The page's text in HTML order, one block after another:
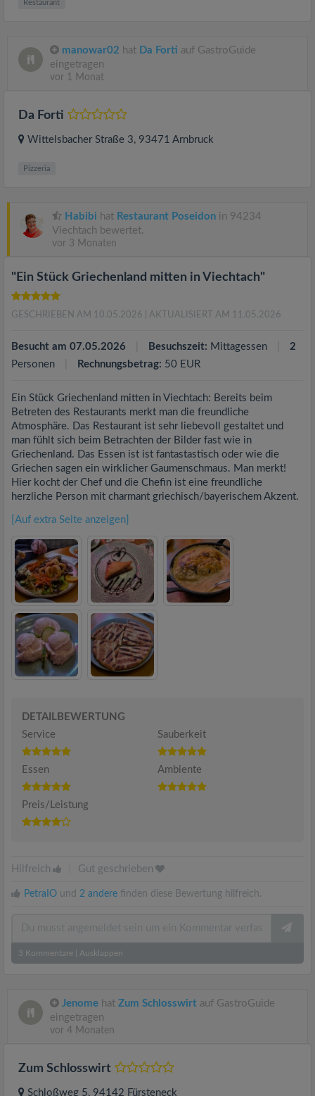
Restaurant
manowar02 hat Da Forti auf GastroGuide
eingetragen
vor 1 Monat
Da Forti
Wittelsbacher Straße 3, 93471 Arnbruck
Pizzeria
Habibi hat Restaurant Poseidon in 94234
Viechtach bewertet.
vor 3 Monaten
"Ein Stück Griechenland mitten in Viechtach"
GESCHRIEBEN AM 10.05.2026 | AKTUALISIERT AM 11.05.2026
Besucht am 07.05.2026 Besuchszeit: Mittagessen
2
Personen
Rechnungsbetrag: 50 EUR
Ein Stück Griechenland mitten in Viechtach: Bereits beim
Betreten des Restaurants merkt man die freundliche
Atmosphäre. Das Restaurant ist sehr liebevoll gestaltet und
man fühlt sich beim Betrachten der Bilder fast wie in
Griechenland. Das Essen ist ist fantastastisch oder wie die
Griechen sagen ein wirklicher Gaumenschmaus. Man merkt!
Hier kocht der Chef und die Chefin ist eine freundliche
herzliche Person mit charmant griechisch/bayerischem Akzent.
[Auf extra Seite anzeigen]
DETAILBEWERTUNG
Service
Sauberkeit
Essen Ambiente
Preis/Leistung
Hilfreich Gut geschrieben
PetraIO und 2 andere finden diese Bewertung hilfreich.
3 Kommentare Ausklappen
Jenome hat Zum Schlosswirt auf GastroGuide
eingetragen
vor 4 Monaten
Zum Schlosswirt
Schloßweg 5, 94142 Fürsteneck